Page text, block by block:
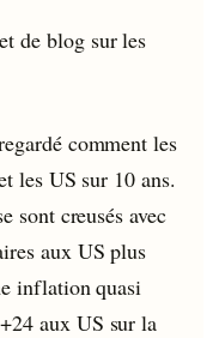
de blog sur les
comment les
les US sur 10 ans.
sont creusés avec
aux US plus
inflation quasi
aux US sur la